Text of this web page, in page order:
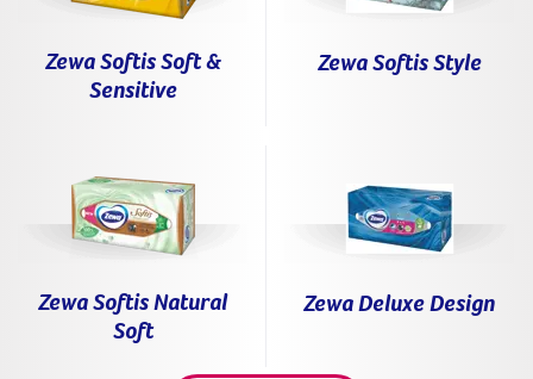
Zewa Softis Soft &
Sensitive
Zewa Softis Style
Zewa Softis Natural
Soft
Zewa Deluxe Design